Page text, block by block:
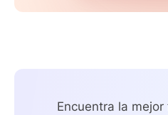
Encuentra la